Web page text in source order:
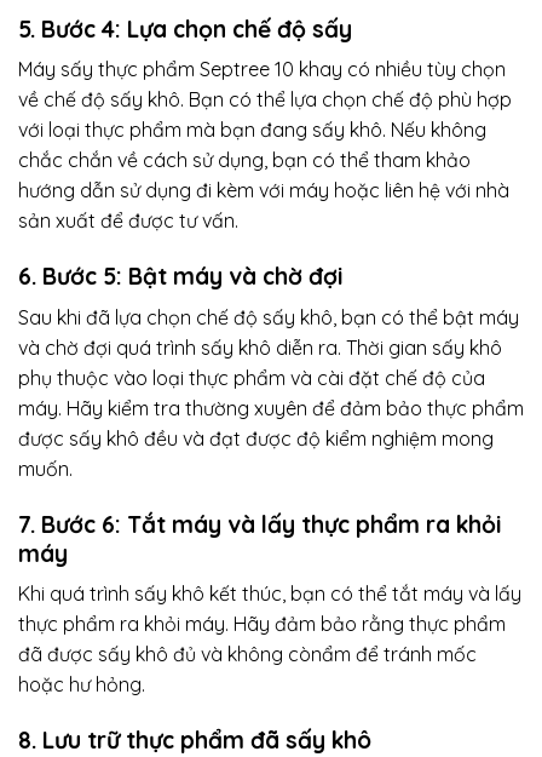
5. Bước 4: Lựa chọn chế độ sấy
Máy sấy thực phẩm Septree 10 khay có nhiều tùy chọn
về chế độ sấy khô. Bạn có thể lựa chọn chế độ phù hợp
với loại thực phẩm mà bạn đang sấy khô. Nếu không
chắc chắn về cách sử dụng, bạn có thể tham khảo
hướng dẫn sử dụng đi kèm với máy hoặc liên hệ với nhà
sản xuất để được tư vấn.
6. Bước 5: Bật máy và chờ đợi
Sau khi đã lựa chọn chế độ sấy khô, bạn có thể bật máy
và chờ đợi quá trình sấy khô diễn ra. Thời gian sấy khô
phụ thuộc vào loại thực phẩm và cài đặt chế độ của
máy. Hãy kiểm tra thường xuyên để đảm bảo thực phẩm
được sấy khô đều và đạt được độ kiểm nghiệm mong
muốn.
7. Bước 6: Tắt máy và lấy thực phẩm ra khỏi
máy
Khi quá trình sấy khô kết thúc, bạn có thể tắt máy và lấy
thực phẩm ra khỏi máy. Hãy đảm bảo rằng thực phẩm
đã được sấy khô đủ và không cònẩm để tránh mốc
hoặc hư hỏng.
8. Lưu trữ thực phẩm đã sấy khô